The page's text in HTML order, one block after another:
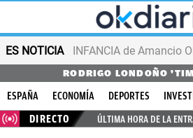
ES NOTICIA INFANCIA de Amancio
RODRIGO LONDOÑO
ESPAÑA ECONOMÍA DEPORTES
DIRECTO
ÚLTIMA HORA DE LA